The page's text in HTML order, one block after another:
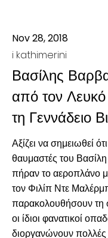
Nov 28, 2018
i kathimerini
Βασίλης
από τον Λευκό
τη Γεννάδειο
Αξίζει να σημειωθεί
θαυμαστές του
πήραν το αεροπλάνο
τον Φιλίπ Ντε
παρακολουθήσουν τη
οι ίδιοι φανατικοί
διοργανώνουν